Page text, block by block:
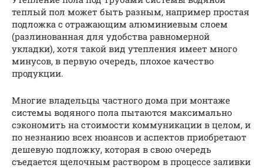
теплый пол может быть разным, например простая
подложка с отражающим алюминиевым слоем
(разлинованная для удобства равномерной
укладки), хотя такой вид утепления имеет много
минусов, в первую очередь, плохое качество
продукции.
Многие владельцы частного дома при монтаже
системы водяного пола пытаются максимально
сэкономить на стоимости коммуникации в целом, и
по незнанию всех нюансов и аспектов приобретают
дешевую подложку, которая в свою очередь
съедается щелочным раствором в процессе заливки